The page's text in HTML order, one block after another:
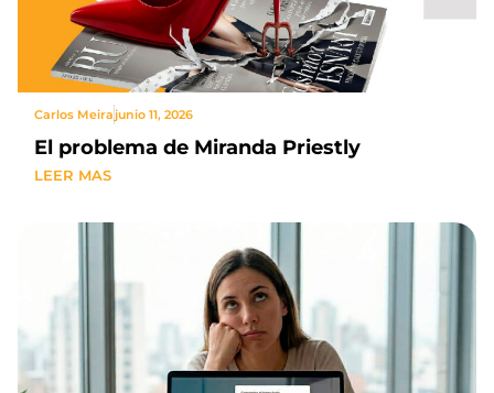
Carlos Meirajunio 11, 2026
El problema de Miranda Priestly
LEER MAS